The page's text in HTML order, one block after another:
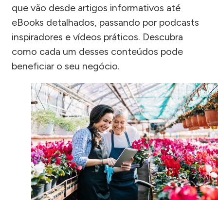
que vão desde artigos informativos até
eBooks detalhados, passando por podcasts
inspiradores e vídeos práticos. Descubra
como cada um desses conteúdos pode
beneficiar o seu negócio.